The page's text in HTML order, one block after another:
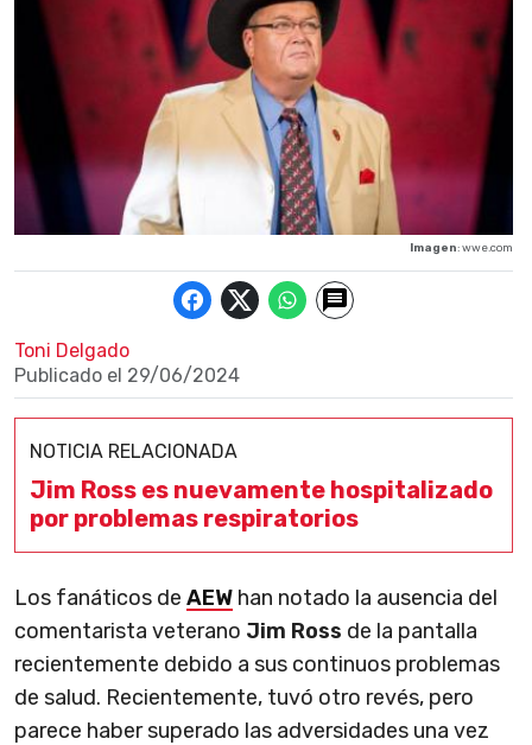
Imagen: wwe.com
Toni Delgado
Publicado el 29/06/2024
NOTICIA RELACIONADA
Jim Ross es nuevamente hospitalizado
por problemas respiratorios
Los fanáticos de AEW han notado la ausencia del
comentarista veterano Jim Ross de la pantalla
recientemente debido a sus continuos problemas
de salud. Recientemente, tuvó otro revés, pero
parece haber superado las adversidades una vez